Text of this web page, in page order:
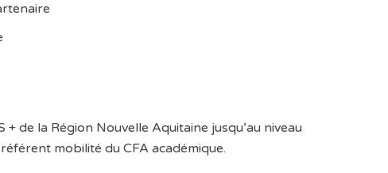
de la Région Nouvelle Aquitaine jusqu’au niveau
mobilité du CFA académique.